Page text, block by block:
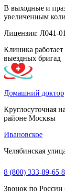
В выходные и
увеличенным
Лицензия: Л041-
Клиника
выездных бригад
Домашний доктор
Круглосуточная
районе Москвы
Ивановское
Челябинская
8 (800) 333-89-65
Звонок по России